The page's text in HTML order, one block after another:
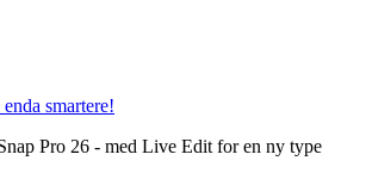
smartere!
Pro 26 - med Live Edit for en ny type